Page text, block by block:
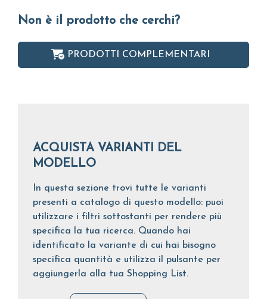
Non è il prodotto che cerchi?
PRODOTTI COMPLEMENTARI
ACQUISTA VARIANTI DEL
MODELLO
In questa sezione trovi tutte le varianti
presenti a catalogo di questo modello: puoi
utilizzare i filtri sottostanti per rendere più
specifica la tua ricerca. Quando hai
identificato la variante di cui hai bisogno
specifica quantità e utilizza il pulsante per
aggiungerla alla tua Shopping List.